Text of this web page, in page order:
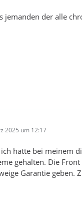
jemanden der alle
2025 um 12:17
hatte bei meinem
gehalten. Die
Garantie geben.